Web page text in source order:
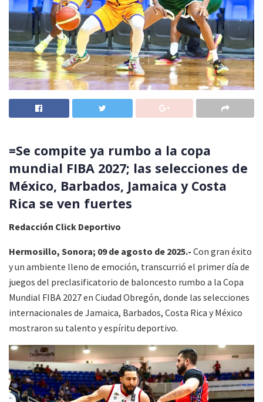
=Se compite ya rumbo a la copa
mundial FIBA 2027; las selecciones de
México, Barbados, Jamaica y Costa
Rica se ven fuertes
Redacción Click Deportivo
Hermosillo, Sonora; 09 de agosto de 2025.- Con gran éxito
y un ambiente lleno de emoción, transcurrió el primer día de
juegos del preclasificatorio de baloncesto rumbo a la Copa
Mundial FIBA 2027 en Ciudad Obregón, donde las selecciones
internacionales de Jamaica, Barbados, Costa Rica y México
mostraron su talento y espíritu deportivo.